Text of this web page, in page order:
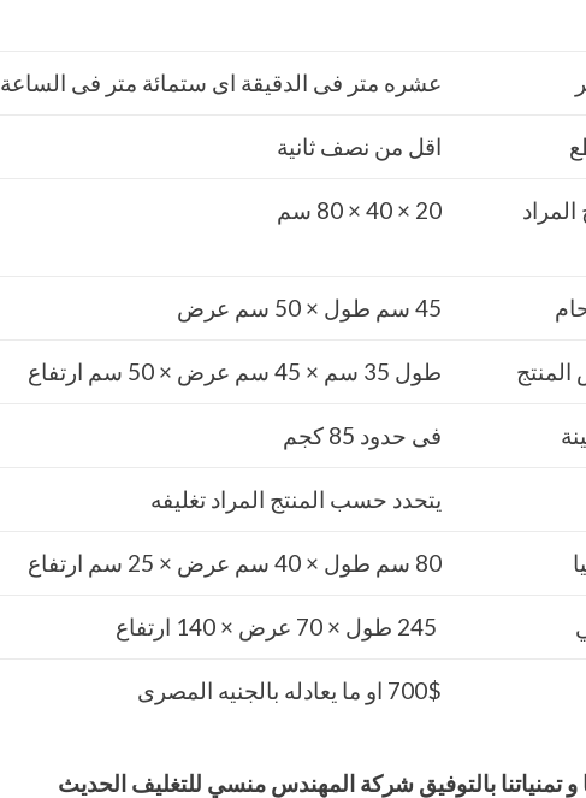
عشره متر فى الدقيقة اى ستمائة متر فى الساعة
اقل من نصف ثانية
20 × 40 × 80 سم
45 سم طول × 50 سم عرض
طول 35 سم × 45 سم عرض × 50 سم ارتفاع
فى حدود 85 كجم
يتحدد حسب المنتج المراد تغليفه
80 سم طول × 40 سم عرض × 25 سم ارتفاع
700$ او ما يعادله بالجنيه المصرى
و تمنياتنا بالتوفيق شركة المهندس منسي للتغليف الحديث